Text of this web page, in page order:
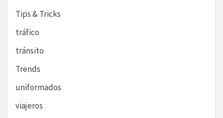
Tips & Tricks
tráfico
tránsito
Trends
uniformados
viajeros